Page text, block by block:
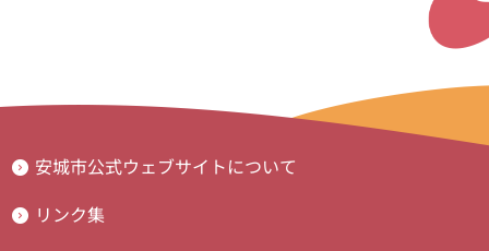
安城市公式ウェブサイトについて
リンク集